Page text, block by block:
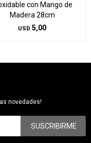
con Mango de
Madera 28cm
USD 5,00
novedades!
SUSCRIBIRME